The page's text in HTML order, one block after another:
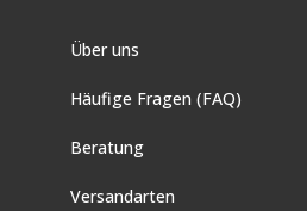
Über uns
Häufige Fragen (FAQ)
Beratung
Versandarten